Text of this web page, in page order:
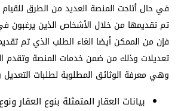
في حال أتاحت المنصة العديد من الطرق للقيام
تم تقديمها من خلال الأشخاص الذين يرغبون
فإن من الممكن أيضا الغاء الطلب الذي تم
تعديلات وذلك من ضمن خدمات المنصة وتقدم
وهي معرفة الوثائق المطلوبة لطلبات
بيانات العقار المتمثلة بنوع العقار